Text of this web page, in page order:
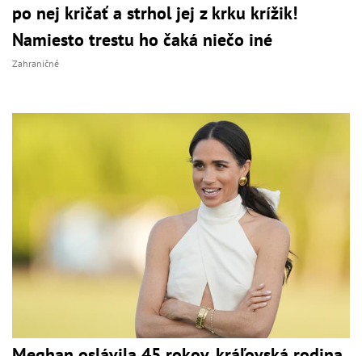
po nej kričať a strhol jej z krku krížik!
Namiesto trestu ho čaká niečo iné
Zahraničné